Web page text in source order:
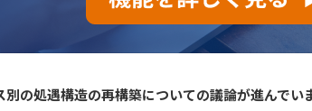
の処遇構造の再構築についての議論が進んでい